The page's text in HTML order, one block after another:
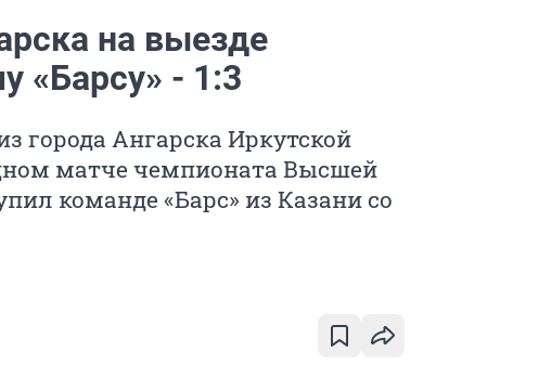
на выезде
«Барсу» - 1:3
города Ангарска Иркутской
матче чемпионата Высшей
команде «Барс» из Казани со